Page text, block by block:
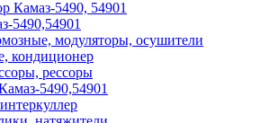
Камаз-5490, 54901
5490,54901
модуляторы, осушители
кондиционер
рессоры
5490,54901